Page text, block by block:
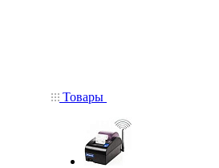
Товары